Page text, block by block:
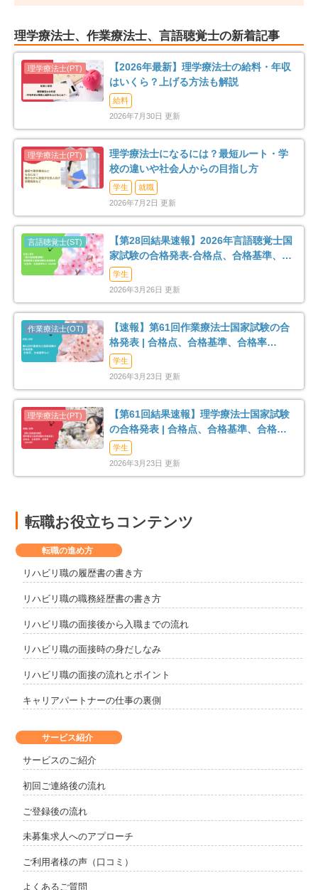
理学療法士、作業療法士、言語聴覚士の新着記事
【2026年最新】理学療法士の給料・年収
はいくら？上げる方法も解説
給料
2026年7月30日 更新
理学療法士になるには？最短ルート・学
校の違いや社会人からの目指し方
学生
就職
2026年7月2日 更新
【第28回結果速報】2026年言語聴覚士国
家試験の合格発表-合格点、合格基準、合
格率など-
学生
2026年3月26日 更新
【速報】第61回作業療法士国家試験の合
格発表 | 合格点、合格基準、合格率
（2026年）
学生
2026年3月23日 更新
【第61回結果速報】理学療法士国家試験
の合格発表 | 合格点、合格基準、合格率
（2026年）
学生
2026年3月23日 更新
転職お役立ちコンテンツ
サービス紹介
サービスのご紹介
初回ご連絡後の流れ
ご登録後の流れ
未募集求人へのアプローチ
ご利用者様の声（口コミ）
よくあるご質問
転職の進め方
リハビリ職の履歴書の書き方
リハビリ職の職務経歴書の書き方
リハビリ職の面接後から入職までの流れ
リハビリ職の面接時の身だしなみ
リハビリ職の面接の流れとポイント
キャリアパートナーの仕事の裏側